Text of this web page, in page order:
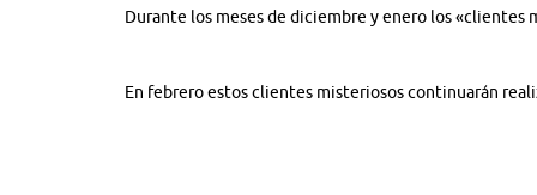
Durante los meses de diciembre y enero los «clientes
En febrero estos clientes misteriosos continuarán